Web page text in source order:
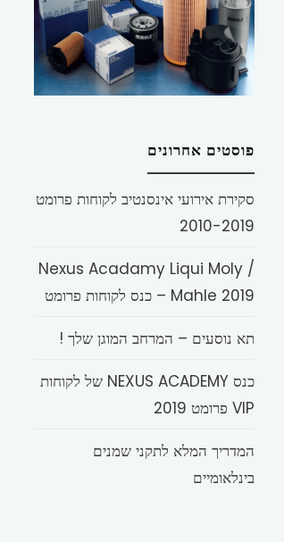
פוסטים אחרונים
סקירת אירועי אינסנטיב לקוחות פרומט
2010-2019
Nexus Acadamy Liqui Moly /
Mahle 2019 – כנס לקוחות פרומט
תא נוסעים – המרחב המוגן שלך !
כנס NEXUS ACADEMY של לקוחות
VIP פרומט 2019
המדריך המלא לתקני שמנים
בינלאומיים